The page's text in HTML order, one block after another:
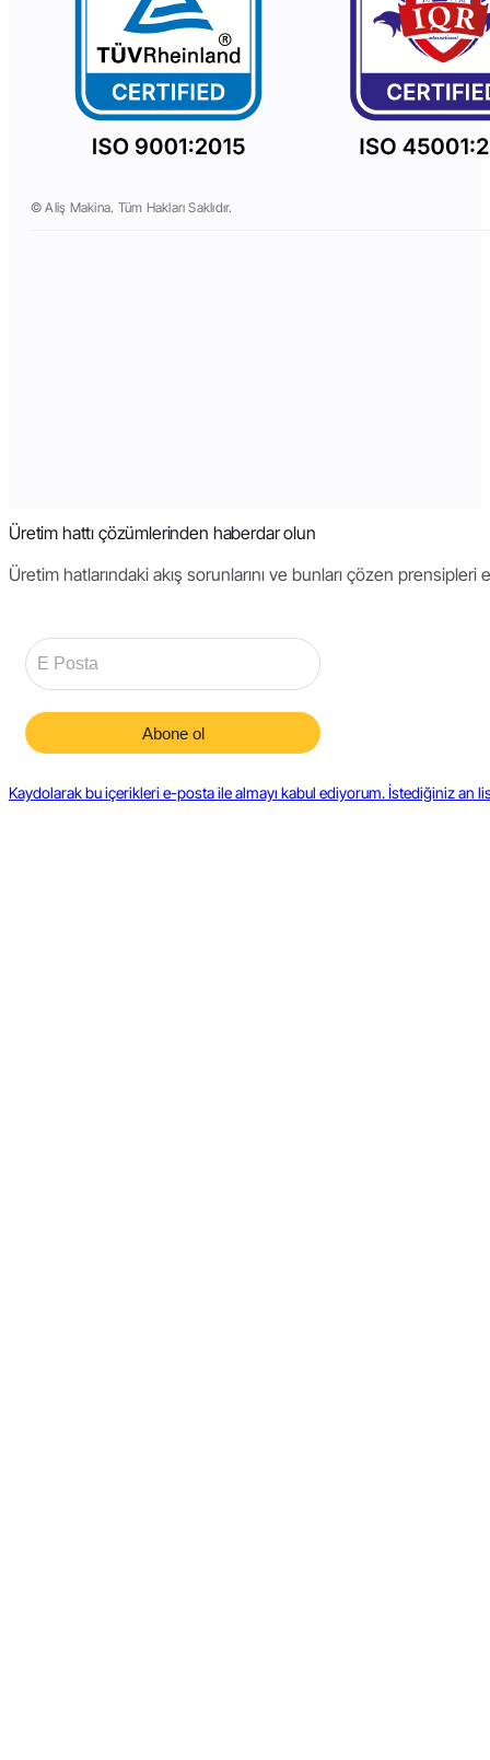
© Aliş Makina. Tüm Hakları Saklıdır.
Üretim hattı çözümlerinden haberdar olun
Üretim hatlarındaki akış sorunlarını ve bunları çözen
Kaydolarak bu içerikleri e-posta ile almayı kabul ediyorum. İstediğiniz an